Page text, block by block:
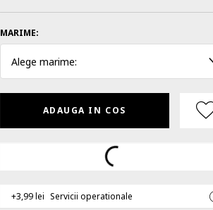
MARIME:
Alege marime:
ADAUGA IN COS
+3,99 lei Servicii operationale